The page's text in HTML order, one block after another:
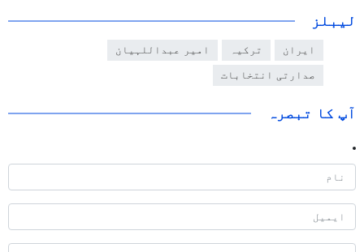
لیبلز
ایران ترکیہ امیر عبداللہیان
صدارتی انتخابات
آپ کا تبصرہ